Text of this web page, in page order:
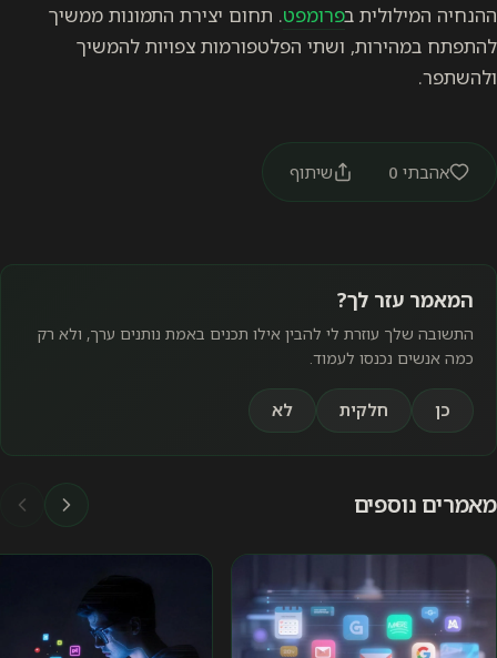
ההנחיה המילולית בפרומפט. תחום יצירת התמונות ממשיך
להתפתח במהירות, ושתי הפלטפורמות צפויות להמשיך
ולהשתפר.
אהבתי 0 שיתוף
המאמר עזר לך?
התשובה שלך עוזרת לי להבין אילו תכנים באמת נותנים ערך, ולא רק
כמה אנשים נכנסו לעמוד.
כן חלקית לא
מאמרים נוספים